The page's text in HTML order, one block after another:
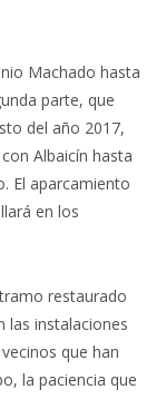
Machado hasta
parte, que
del año 2017,
Albaicín hasta
El aparcamiento
en los
restaurado
las instalaciones
que han
la paciencia que